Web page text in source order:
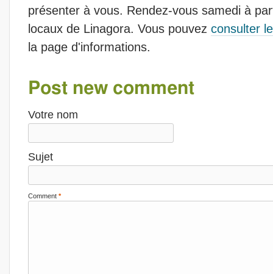
présenter à vous. Rendez-vous samedi à
locaux de Linagora. Vous pouvez consulter
la page d'informations.
Post new comment
Votre nom
Sujet
Comment *